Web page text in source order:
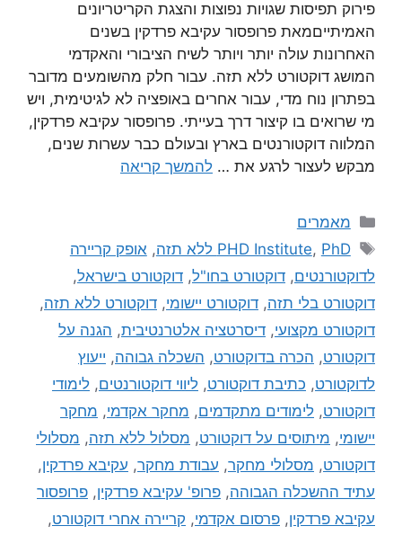
פירוק תפיסות שגויות נפוצות והצגת הקריטריונים
האמיתייםמאת פרופסור עקיבא פרדקין בשנים
האחרונות עולה יותר ויותר לשיח הציבורי והאקדמי
המושג דוקטורט ללא תזה. עבור חלק מהשומעים מדובר
בפתרון נוח מדי, עבור אחרים באופציה לא לגיטימית, ויש
מי שרואים בו קיצור דרך בעייתי. פרופסור עקיבא פרדקין,
המלווה דוקטורנטים בארץ ובעולם כבר עשרות שנים,
מבקש לעצור לרגע את … להמשך קריאה
מאמרים
PHD Institute, PhD ללא תזה , אופק קריירה
לדוקטורנטים, דוקטורט בחו"ל, דוקטורט בישראל,
דוקטורט בלי תזה, דוקטורט יישומי, דוקטורט ללא תזה,
דוקטורט מקצועי, דיסרטציה אלטרנטיבית, הגנה על
דוקטורט, הכרה בדוקטורט, השכלה גבוהה, ייעוץ
לדוקטורט, כתיבת דוקטורט, ליווי דוקטורנטים, לימודי
דוקטורט, לימודים מתקדמים, מחקר אקדמי, מחקר
יישומי, מיתוסים על דוקטורט, מסלול ללא תזה, מסלולי
דוקטורט, מסלולי מחקר, עבודת מחקר, עקיבא פרדקין,
עתיד ההשכלה הגבוהה, פרופ' עקיבא פרדקין, פרופסור
עקיבא פרדקין, פרסום אקדמי, קריירה אחרי דוקטורט,